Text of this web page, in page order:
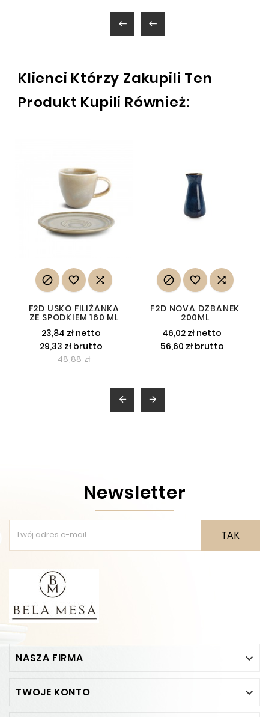
 
Klienci Którzy Zakupili Ten
Produkt Kupili Również:
  
F2D USKO FILIŻANKA
ZE SPODKIEM 160 ML
23,84 zł netto
29,33 zł brutto
48,88 zł
  
F2D NOVA DZBANEK
200ML
46,02 zł netto
56,60 zł brutto
 
Newsletter
TAK
NASZA FIRMA 
TWOJE KONTO 